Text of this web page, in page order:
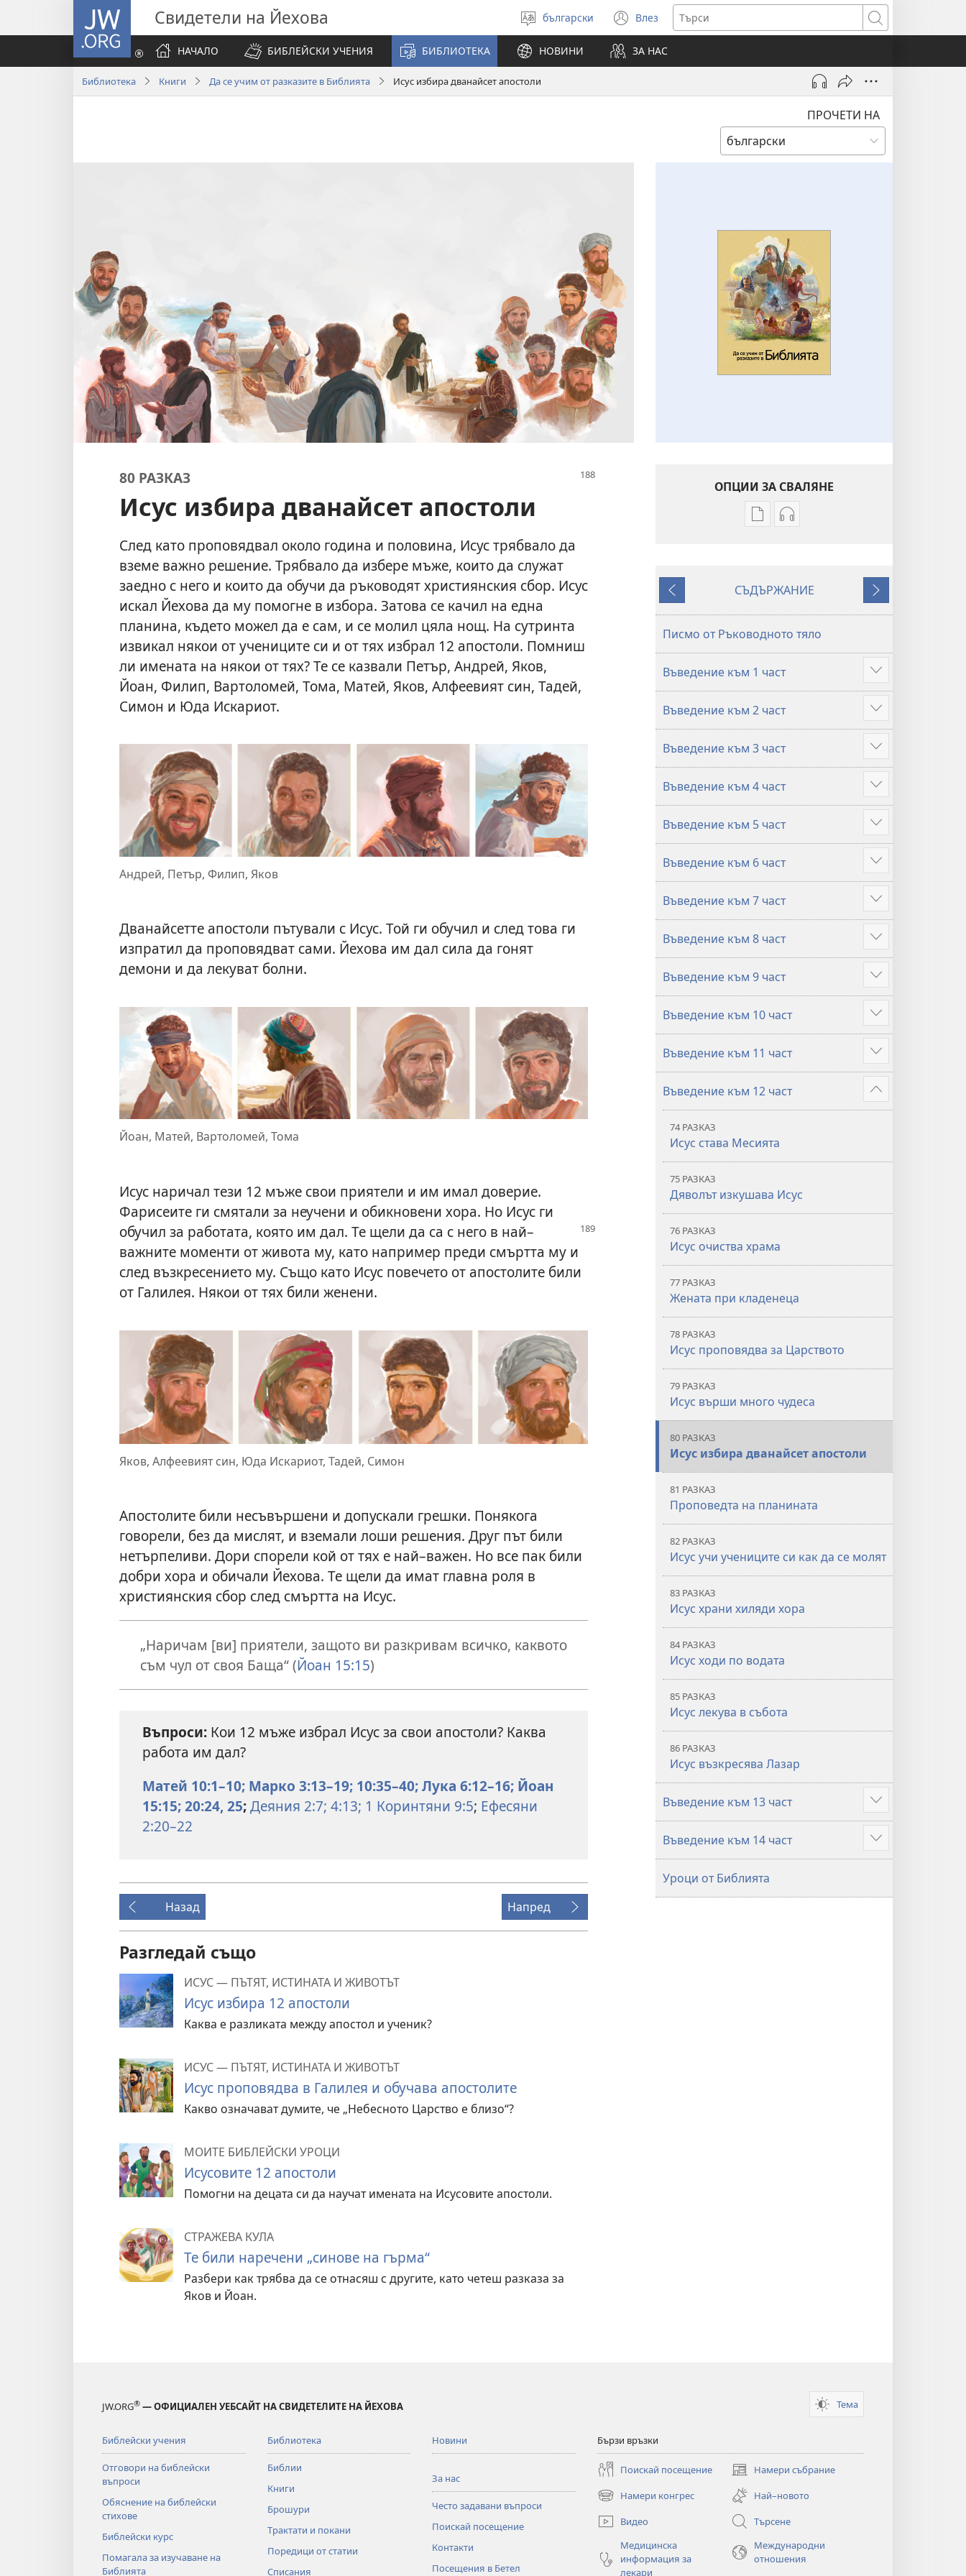
JW.ORG Свидетели на Йехова
Избери
език
български Влез
(отваря
нов
прозорец)
Търси
НАЧАЛО
БИБЛЕЙСКИ УЧЕНИЯ БИБЛИОТЕКА НОВИНИ ЗА НАС
Библиотека Книги Да се учим от разказите в Библията Исус избира дванайсет апостоли
ПРОЧЕТИ НА
80 РАЗКАЗ
Исус избира дванайсет апостоли
След като проповядвал около година и половина, Исус трябвало да
вземе важно решение. Трябвало да избере мъже, които да служат
заедно с него и които да обучи да ръководят християнския сбор. Исус
искал Йехова да му помогне в избора. Затова се качил на една
планина, където можел да е сам, и се молил цяла нощ. На сутринта
извикал някои от учениците си и от тях избрал 12 апостоли. Помниш
ли имената на някои от тях? Те се казвали Петър, Андрей, Яков,
Йоан, Филип, Вартоломей, Тома, Матей, Яков, Алфеевият син, Тадей,
Симон и Юда Искариот.
Андрей, Петър, Филип, Яков
Дванайсетте апостоли пътували с Исус. Той ги обучил и след това ги
изпратил да проповядват сами. Йехова им дал сила да гонят
демони и да лекуват болни.
Йоан, Матей, Вартоломей, Тома
Исус наричал тези 12 мъже свои приятели и им имал доверие.
Фарисеите ги смятали за неучени и обикновени хора. Но Исус ги
обучил за работата, която им дал. Те щели да са с него в най–
важните моменти от живота му, като например преди смъртта му и
след възкресението му. Също като Исус повечето от апостолите били
от Галилея. Някои от тях били женени.
Яков, Алфеевият син, Юда Искариот, Тадей, Симон
Апостолите били несъвършени и допускали грешки. Понякога
говорели, без да мислят, и вземали лоши решения. Друг път били
нетърпеливи. Дори спорели кой от тях е най–важен. Но все пак били
добри хора и обичали Йехова. Те щели да имат главна роля в
християнския сбор след смъртта на Исус.
„Наричам [ви] приятели, защото ви разкривам всичко, каквото
съм чул от своя Баща“ (Йоан 15:15)
Въпроси: Кои 12 мъже избрал Исус за свои апостоли? Каква
работа им дал?
Матей 10:1–10; Марко 3:13–19; 10:35–40;Лука 6:12–16; Йоан
15:15;20:24, 25;Деяния 2:7; 4:13; 1 Коринтяни 9:5; Ефесяни
2:20–22
Назад Напред
Разгледай също
ИСУС — ПЪТЯТ, ИСТИНАТА И ЖИВОТЪТ
Исус избира 12 апостоли
Каква е разликата между апостол и ученик?
ИСУС — ПЪТЯТ, ИСТИНАТА И ЖИВОТЪТ
Исус проповядва в Галилея и обучава апостолите
Какво означават думите, че „Небесното Царство е близо“?
МОИТЕ БИБЛЕЙСКИ УРОЦИ
Исусовите 12 апостоли
Помогни на децата си да научат имената на Исусовите апостоли.
СТРАЖЕВА КУЛА
Те били наречени „синове на гърма“
Разбери как трябва да се отнасяш с другите, като четеш разказа за
Яков и Йоан.
ОПЦИИ ЗА СВАЛЯНЕ
Опции
издания
учим
разказите
в
Библията
Опции
аудиофайлове
учим
в
Назад
СЪДЪРЖАНИЕ
Напред
Писмо от Ръководното тяло
Въведение към 1 част
Покажи
повече
Въведение към 2 част
Покажи
повече
Въведение към 3 част
Покажи
повече
Въведение към 4 част
Покажи
повече
Въведение към 5 част
Покажи
повече
Въведение към 6 част
Покажи
повече
Въведение към 7 част
Покажи
повече
Въведение към 8 част
Покажи
повече
Въведение към 9 част
Покажи
повече
Въведение към 10 част
Покажи
повече
Въведение към 11 част
Покажи
повече
Въведение към 12 част
Покажи
повече
74 РАЗКАЗ
Исус става Месията
75 РАЗКАЗ
Дяволът изкушава Исус
76 РАЗКАЗ
Исус очиства храма
77 РАЗКАЗ
Жената при кладенеца
78 РАЗКАЗ
Исус проповядва за Царството
79 РАЗКАЗ
Исус върши много чудеса
80 РАЗКАЗ
Исус избира дванайсет апостоли
81 РАЗКАЗ
Проповедта на планината
82 РАЗКАЗ
Исус учи учениците си как да се молят
83 РАЗКАЗ
Исус храни хиляди хора
84 РАЗКАЗ
Исус ходи по водата
85 РАЗКАЗ
Исус лекува в събота
86 РАЗКАЗ
Исус възкресява Лазар
Въведение към 13 част
Покажи
повече
Въведение към 14 част
Покажи
повече
Уроци от Библията
JW.ORG® — ОФИЦИАЛЕН УЕБСАЙТ НА СВИДЕТЕЛИТЕ НА ЙЕХОВА Тема
Библейски учения
Отговори на библейски
въпроси
Обяснение на библейски
стихове
Библейски курс
Помагала за изучаване на
Библията
Библиотека
Библии
Книги
Брошури
Трактати и покани
Поредици от статии
Списания
Новини
За нас
Често задавани въпроси
Поискай посещение
Контакти
Посещения в Бетел
Бързи връзки
Поискай посещение Намери събрание
(отваря
нов
прозорец)
Намери конгрес
(отваря
нов
прозорец)
Най–новото
Видео
Търсене
Медицинска
информация за
лекари
Международни
отношения